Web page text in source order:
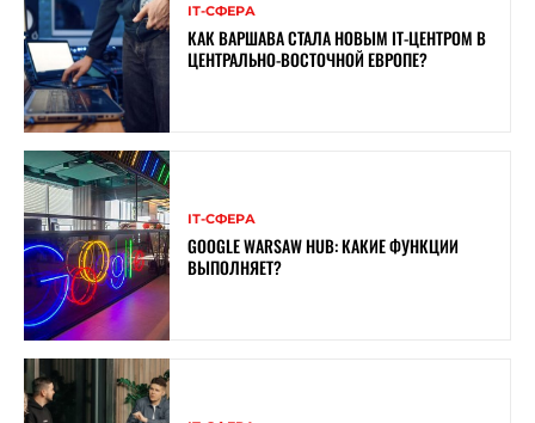
ІТ-СФЕРА
КАК ВАРШАВА СТАЛА НОВЫМ IT-ЦЕНТРОМ В
ЦЕНТРАЛЬНО-ВОСТОЧНОЙ ЕВРОПЕ?
ІТ-СФЕРА
GOOGLE WARSAW HUB: КАКИЕ ФУНКЦИИ
ВЫПОЛНЯЕТ?